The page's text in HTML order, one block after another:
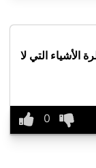
الأشياء التي لا